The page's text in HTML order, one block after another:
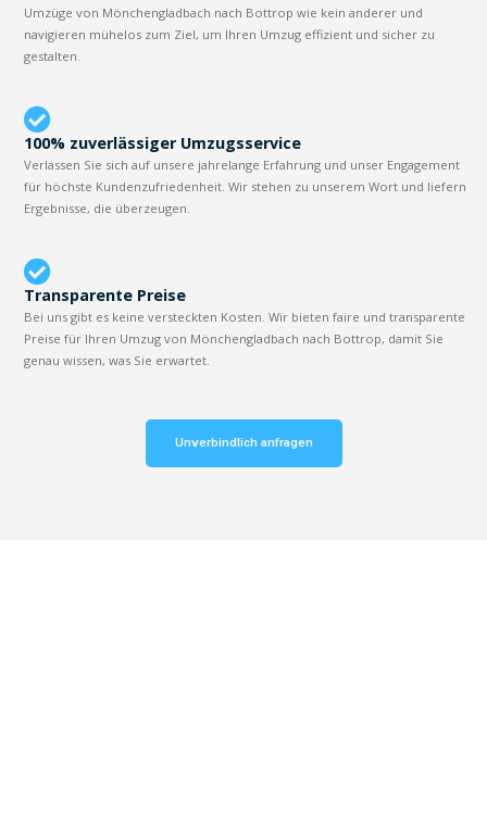
Umzüge von Mönchengladbach nach Bottrop wie kein anderer und
navigieren mühelos zum Ziel, um Ihren Umzug effizient und sicher zu
gestalten.
100% zuverlässiger Umzugsservice
Verlassen Sie sich auf unsere jahrelange Erfahrung und unser Engagement
für höchste Kundenzufriedenheit. Wir stehen zu unserem Wort und liefern
Ergebnisse, die überzeugen.
Transparente Preise
Bei uns gibt es keine versteckten Kosten. Wir bieten faire und transparente
Preise für Ihren Umzug von Mönchengladbach nach Bottrop, damit Sie
genau wissen, was Sie erwartet.
Unverbindlich anfragen